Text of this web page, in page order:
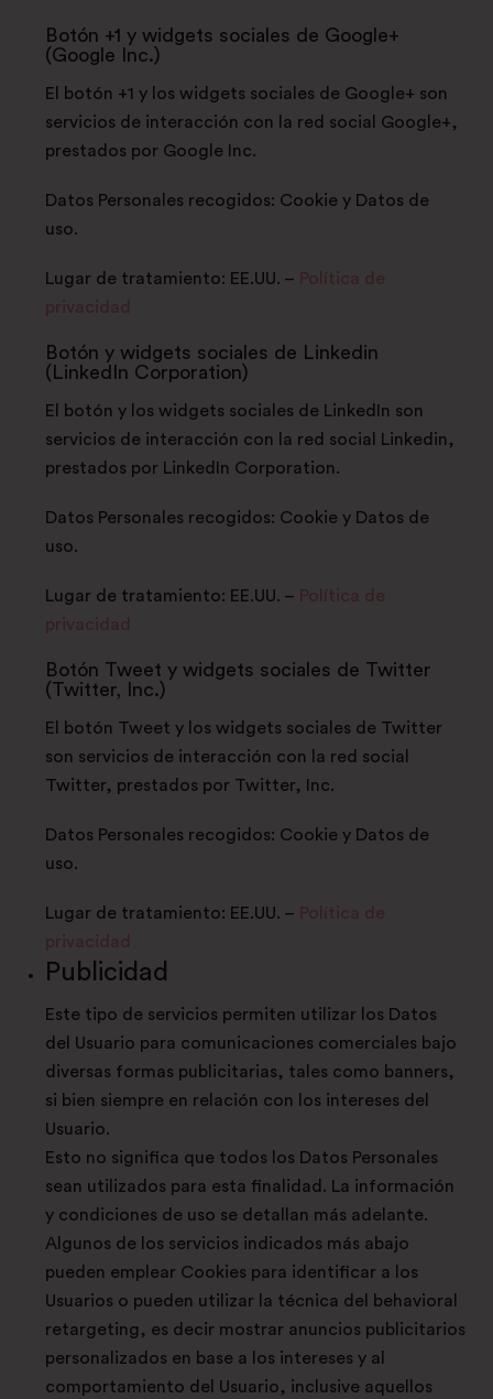
Botón +1 y widgets sociales de Google+
(Google Inc.)
El botón +1 y los widgets sociales de Google+ son
servicios de interacción con la red social Google+,
prestados por Google Inc.
Datos Personales recogidos: Cookie y Datos de
uso.
Lugar de tratamiento: EE.UU. – Política de
privacidad
Botón y widgets sociales de Linkedin
(LinkedIn Corporation)
El botón y los widgets sociales de LinkedIn son
servicios de interacción con la red social Linkedin,
prestados por LinkedIn Corporation.
Datos Personales recogidos: Cookie y Datos de
uso.
Lugar de tratamiento: EE.UU. – Política de
privacidad
Botón Tweet y widgets sociales de Twitter
(Twitter, Inc.)
El botón Tweet y los widgets sociales de Twitter
son servicios de interacción con la red social
Twitter, prestados por Twitter, Inc.
Datos Personales recogidos: Cookie y Datos de
uso.
Lugar de tratamiento: EE.UU. – Política de
privacidad
Publicidad
Este tipo de servicios permiten utilizar los Datos
del Usuario para comunicaciones comerciales bajo
diversas formas publicitarias, tales como banners,
si bien siempre en relación con los intereses del
Usuario.
Esto no significa que todos los Datos Personales
sean utilizados para esta finalidad. La información
y condiciones de uso se detallan más adelante.
Algunos de los servicios indicados más abajo
pueden emplear Cookies para identificar a los
Usuarios o pueden utilizar la técnica del behavioral
retargeting, es decir mostrar anuncios publicitarios
personalizados en base a los intereses y al
comportamiento del Usuario, inclusive aquellos